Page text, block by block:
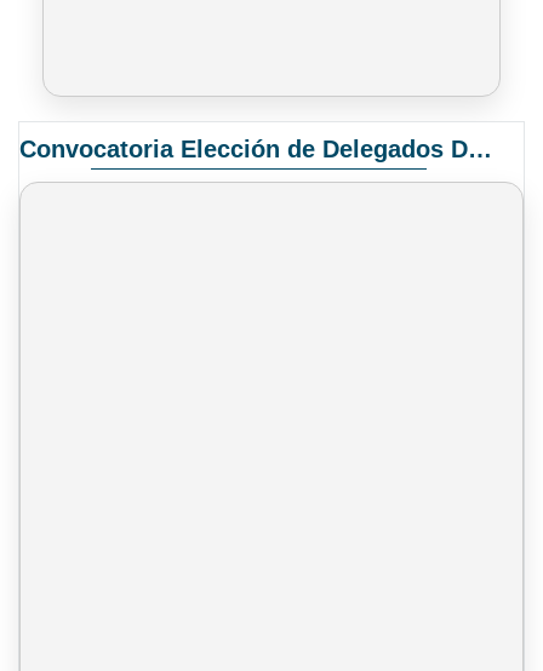
Convocatoria Elección de Delegados Docentes para el XIV Congreso Nacional de Universidades